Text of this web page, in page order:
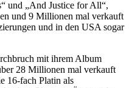
und „And Justice for All“,
und 9 Millionen mal verkauft
und in den USA sogar
mit ihrem Album
28 Millionen mal verkauft
16-fach Platin als